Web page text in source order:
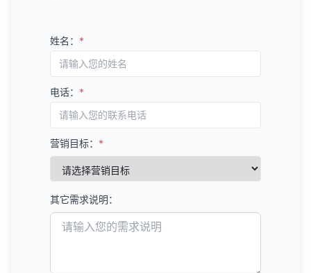
姓名： *
电话： *
营销目标： *
其它需求说明：